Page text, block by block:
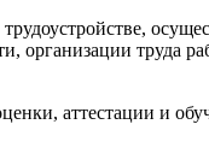
организации труда
аттестации и